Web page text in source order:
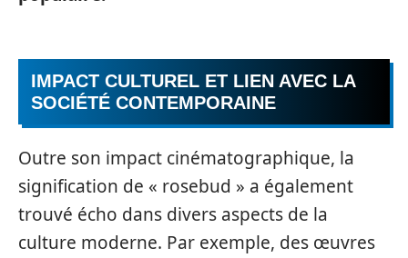
IMPACT CULTUREL ET LIEN AVEC LA
SOCIÉTÉ CONTEMPORAINE
Outre son impact cinématographique, la
signification de « rosebud » a également
trouvé écho dans divers aspects de la
culture moderne. Par exemple, des œuvres